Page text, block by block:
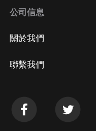
公司信息
關於我們
聯繫我們